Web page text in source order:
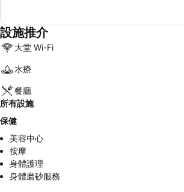
設施推介
大堂 Wi-Fi
水療
餐廳
所有設施
保健
美容中心
按摩
身體護理
身體磨砂服務